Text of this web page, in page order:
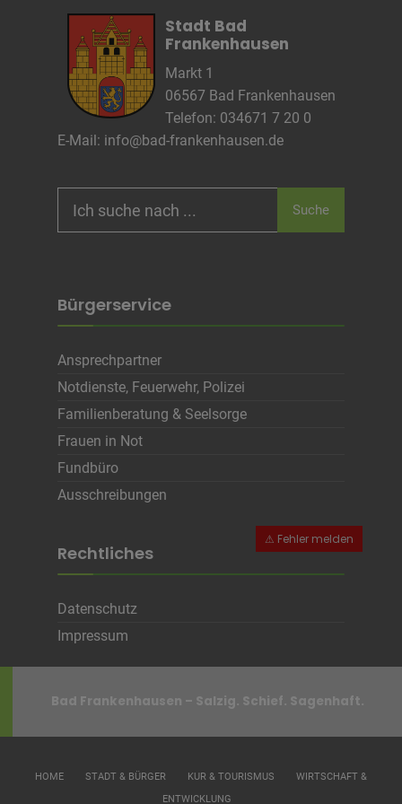
Stadt Bad
Frankenhausen
Markt 1
06567 Bad Frankenhausen
Telefon: 034671 7 20 0
E-Mail: info@bad-frankenhausen.de
for:
Suche
Bürgerservice
Ansprechpartner
Notdienste, Feuerwehr, Polizei
Familienberatung & Seelsorge
Frauen in Not
Fundbüro
Ausschreibungen
Rechtliches
Datenschutz
Impressum
Bad Frankenhausen – Salzig. Schief. Sagenhaft.
HOME STADT & BÜRGER KUR & TOURISMUS
WIRTSCHAFT &
ENTWICKLUNG
Anbieter
wetter2.com
Cookie Name
Cookie Laufzeit
Name
Cookies die eventuell bei der Verwendung
Zweck
Marketing/Tracking
Stellenanzeige verwendet werden
Fachkräftegewinnung (ThAFF)
Zweck
Unbekannt